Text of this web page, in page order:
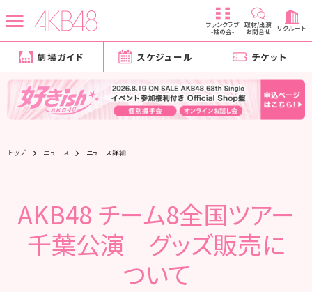
ファンクラブ
-柱の会-
取材/出演
お問合せ リクルート
劇場ガイド スケジュール チケット
トップ ニュース ニュース詳細
AKB48 チーム8全国ツアー
千葉公演 グッズ販売に
ついて